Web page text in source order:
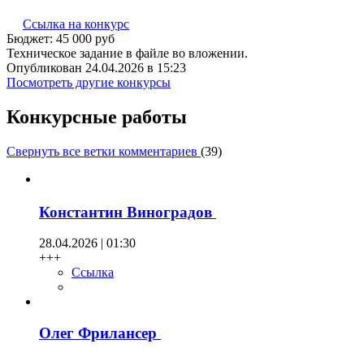
Ссылка на конкурс
Бюджет: 45 000 руб
Техническое задание в файле во вложении.
Опубликован 24.04.2026 в 15:23
Посмотреть другие конкурсы
Конкурсные работы
Свернуть все ветки комментариев (39)
Константин Виноградов
28.04.2026 | 01:30
+++
Ссылка
Олег Фрилансер